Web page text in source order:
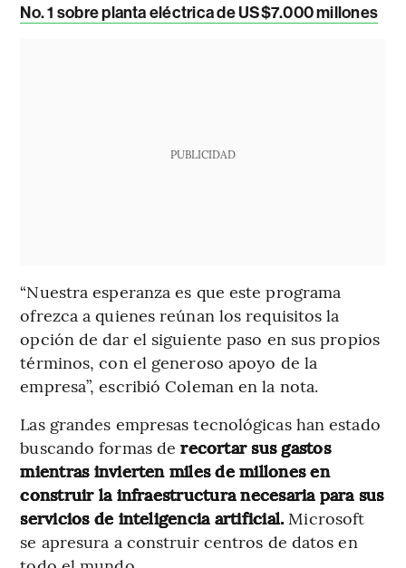
No. 1 sobre planta eléctrica de US$7.000 millones
PUBLICIDAD
“Nuestra esperanza es que este programa
ofrezca a quienes reúnan los requisitos la
opción de dar el siguiente paso en sus propios
términos, con el generoso apoyo de la
empresa”, escribió Coleman en la nota.
Las grandes empresas tecnológicas han estado
buscando formas derecortar sus gastos
mientras invierten miles de millones en
construir la infraestructura necesaria para sus
servicios de inteligencia artificial. Microsoft
se apresura a construir centros de datos en